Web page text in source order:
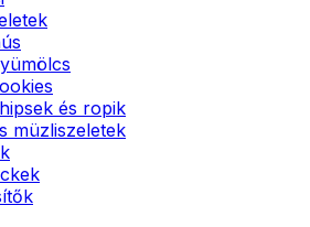
és ropik
müzliszeletek